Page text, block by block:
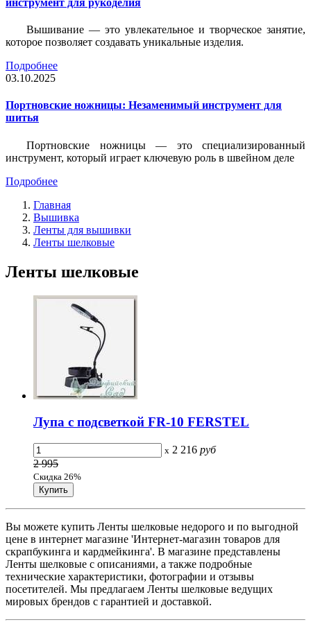
инструмент для рукоделия
Вышивание — это увлекательное и творческое занятие,
которое позволяет создавать уникальные изделия.
Подробнее
03.10.2025
Портновские ножницы: Незаменимый инструмент для
шитья
Портновские ножницы — это специализированный
инструмент, который играет ключевую роль в швейном деле
Подробнее
Главная
Вышивка
Ленты для вышивки
Ленты шелковые
Ленты шелковые
Лупа с подсветкой FR-10 FERSTEL
x 2 216 руб
2 995
Скидка 26%
Вы можете купить Ленты шелковые недорого и по выгодной
цене в интернет магазине 'Интернет-магазин товаров для
скрапбукинга и кардмейкинга'. В магазине представлены
Ленты шелковые с описаниями, а также подробные
технические характеристики, фотографии и отзывы
посетителей. Мы предлагаем Ленты шелковые ведущих
мировых брендов с гарантией и доставкой.